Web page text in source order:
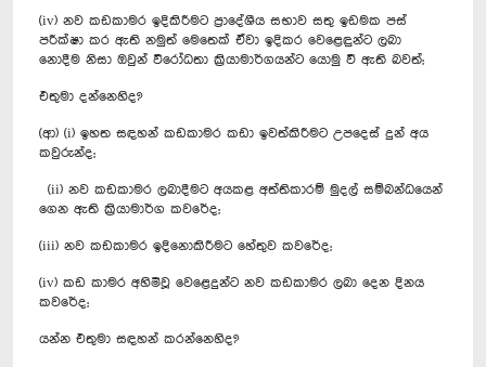
(iv) නව කඩකාමර ඉදිකිරීමට ප්‍රාදේශීය සභාව සතු ඉඩමක පස්
පරීක්ෂා කර ඇති නමුත් මෙතෙක් ඒවා ඉදිකර වෙ‍ළෙඳුන්ට ලබා
නොදීම නිසා ඔවුන් විරෝධතා ක්‍රියාමාර්ගයන්ට යොමු වී ඇති බවත්;
එතුමා දන්නෙහිද?
(ආ) (i) ඉහත සඳහන් කඩකාමර කඩා ඉවත්කිරීමට උපදෙස් දුන් අය
කවුරුන්ද;
(ii) නව කඩකාමර ලබාදීමට අයකළ අත්තිකාරම් මුදල් සම්බන්ධයෙන්
ගෙන ඇති ක්‍රියාමාර්ග කවරේද;
(iii) නව කඩකාමර ඉදිනොකිරීමට හේතුව කවරේද;
(iv) කඩ කාමර අහිමිවූ වෙළෙදුන්ට නව කඩකාමර ලබා දෙන දිනය
කවරේද;
යන්න එතුමා සඳහන් කරන්නෙහිද?